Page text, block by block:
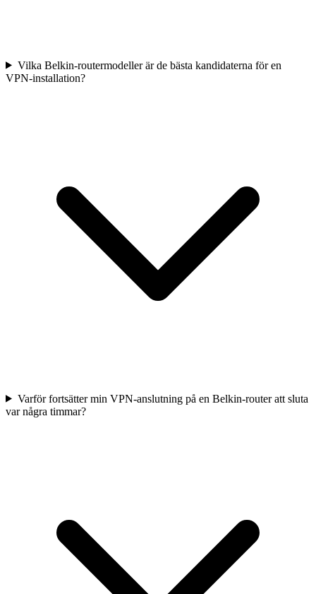
Vilka Belkin-routermodeller är de bästa kandidaterna för en
VPN-installation?
Varför fortsätter min VPN-anslutning på en Belkin-router att sluta
var några timmar?